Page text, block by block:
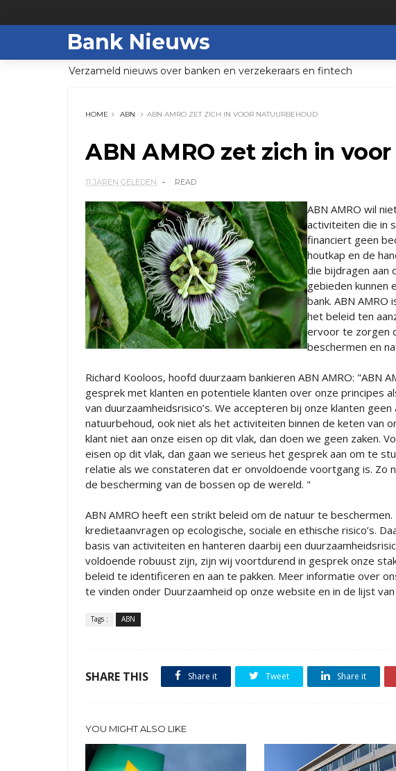
Bank Nieuws
Verzameld nieuws over banken en verzekeraars en fintech
HOME ABN ABN AMRO ZET ZICH IN VOOR NATUURBEHOUD
ABN AMRO zet zich in
11 JAREN GELEDEN READ
ABN AMRO wil
activiteiten die in
financiert geen
houtkap en de
die bijdragen aan
gebieden kunnen
bank. ABN
het beleid ten
ervoor te zorgen
beschermen en
Richard Kooloos, hoofd duurzaam bankieren ABN AMRO: "ABN
gesprek met klanten en potentiele klanten over onze principes
van duurzaamheidsrisico’s. We accepteren bij onze klanten
natuurbehoud, ook niet als het activiteiten binnen de keten van
klant niet aan onze eisen op dit vlak, dan doen we geen zaken.
eisen op dit vlak, dan gaan we serieus het gesprek aan om te
relatie als we constateren dat er onvoldoende voortgang is. Zo
de bescherming van de bossen op de wereld. "
ABN AMRO heeft een strikt beleid om de natuur te
kredietaanvragen op ecologische, sociale en ethische risico’s.
basis van activiteiten en hanteren daarbij een
voldoende robuust zijn, zijn wij voortdurend in gesprek onze
beleid te identificeren en aan te pakken. Meer informatie over
te vinden onder Duurzaamheid op onze website en in de lijst
Tags : ABN
SHARE THIS Share it Tweet Share it
YOU MIGHT ALSO LIKE